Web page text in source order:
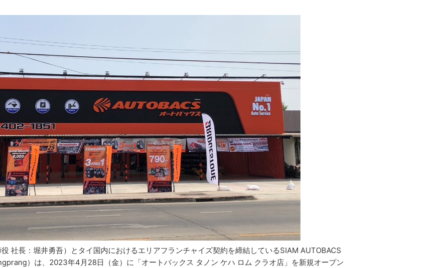
社長：堀井勇吾）とタイ国内におけるエリアフランチャイズ契約を締結しているSIAM AUTOBACS
）は、2023年4月28日（金）に「オートバックス タノン ケハ ロム クラオ店」を新規オープン